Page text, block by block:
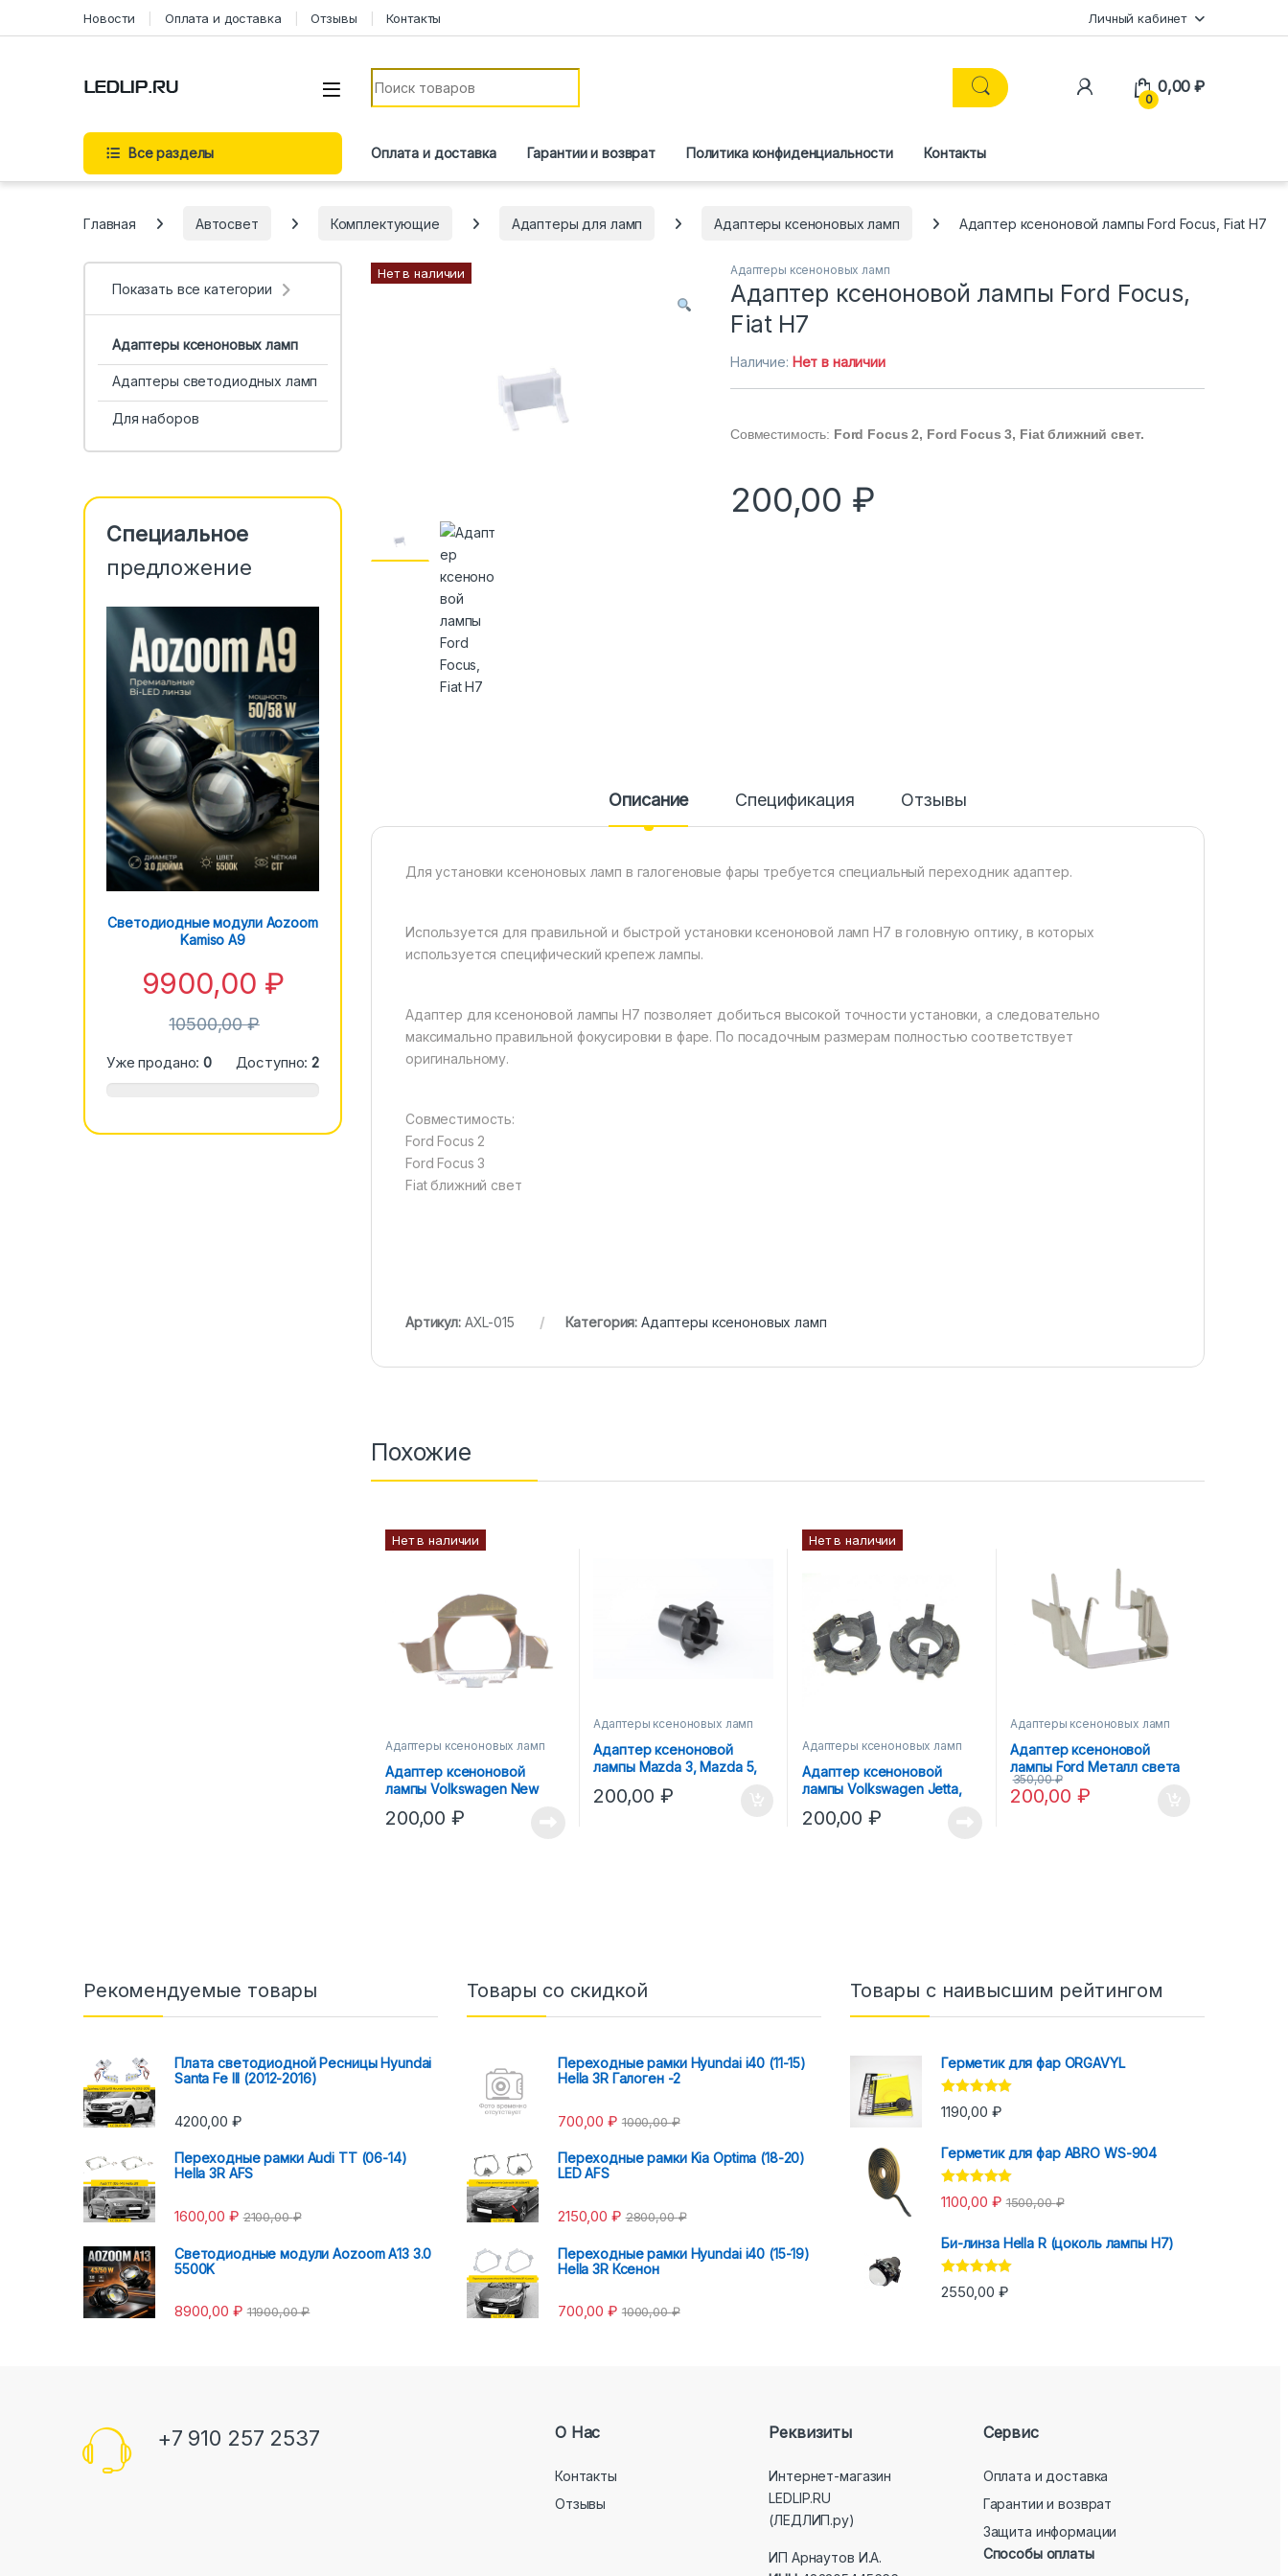
Перейти к содержимому
Новости Оплата и доставка Отзывы Контакты Личный кабинет
Искать:
0
0,00₽
Все разделы Оплата и доставка Гарантии и возврат Политика конфиденциальности Контакты
Главная Автосвет Комплектующие Адаптеры для ламп Адаптеры ксеноновых ламп Адаптер ксеноновой лампы Ford Focus, Fiat H7
Нет в наличии Адаптеры ксеноновых ламп
Адаптер ксеноновой лампы Ford Focus,
Fiat H7
Наличие: Нет в наличии
Совместимость: Ford Focus 2, Ford Focus 3, Fiat ближний свет.
200,00 ₽
Описание Спецификация Отзывы
Для установки ксеноновых ламп в галогеновые фары требуется специальный переходник адаптер.
Используется для правильной и быстрой установки ксеноновой ламп Н7 в головную оптику, в которых
используется специфический крепеж лампы.
Адаптер для ксеноновой лампы H7 позволяет добиться высокой точности установки, а следовательно
максимально правильной фокусировки в фаре. По посадочным размерам полностью соответствует
оригинальному.
Совместимость:
Ford Focus 2
Ford Focus 3
Fiat ближний свет
Артикул: AXL-015 Категория: Адаптеры ксеноновых ламп
Похожие
Нет в наличии
Адаптеры ксеноновых ламп
Адаптер ксеноновой
лампы Volkswagen New
200,00₽
Адаптеры ксеноновых ламп
Адаптер ксеноновой
лампы Mazda 3, Mazda 5,
H7 Тип-2
200,00 ₽
Нет в наличии
Адаптеры ксеноновых ламп
Адаптер ксеноновой
лампы Volkswagen Jetta,
Scirocco-H7
200,00₽
Адаптеры ксеноновых ламп
Адаптер ксеноновой
лампы Ford Металл света
H1
200,00 ₽
350,00₽
Показать все категории
Адаптеры ксеноновых ламп
Адаптеры светодиодных ламп
Для наборов
Специальное
предложение
Светодиодные модули Aozoom
Kamiso A9
9900,00 ₽
10500,00₽
Уже продано:0 Доступно:2
Рекомендуемые товары
Плата светодиодной Ресницы Hyundai
Santa Fe III (2012-2016)
4200,00 ₽
Переходные рамки Audi TT (06-14)
Hella 3R AFS
1600,00 ₽ 2100,00₽
Светодиодные модули Aozoom A13 3.0
5500K
8900,00 ₽ 11900,00₽
Товары со скидкой
Переходные рамки Hyundai i40 (11-15)
Hella 3R Галоген -2
700,00₽ 1000,00₽
Переходные рамки Kia Optima (18-20)
LED AFS
2150,00 ₽ 2800,00₽
Переходные рамки Hyundai i40 (15-19)
Hella 3R Ксенон
700,00₽ 1000,00₽
Товары с наивысшим рейтингом
Герметик для фар ORGAVYL
Оценка 5.00
из 5
1190,00 ₽
Герметик для фар ABRO WS-904
Оценка 5.00
из 5
1100,00 ₽ 1500,00₽
Би-линза Hella R (цоколь лампы H7)
Оценка5.00
из 5
2550,00 ₽
+7 910 257 2537 О Нас
Контакты
Отзывы
Реквизиты
Интернет-магазин
LEDLIP.RU
(ЛЕДЛИП.ру)
ИП Арнаутов И.А.
Сервис
Оплата и доставка
Гарантии и возврат
Защита информации
Способы оплаты